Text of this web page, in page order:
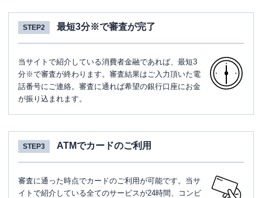
STEP2 最短3分※で審査が完了
当サイトで紹介している消費者金融であれば、最短3
分※で審査が終わります。審査結果はご入力頂いた電
話番号にご連絡。審査に通れば希望の銀行口座にお金
が振り込まれます。
STEP3 ATMでカードのご利用
審査に通った時点でカードのご利用が可能です。当サ
イトで紹介している全てのサービスが24時間、コンビ